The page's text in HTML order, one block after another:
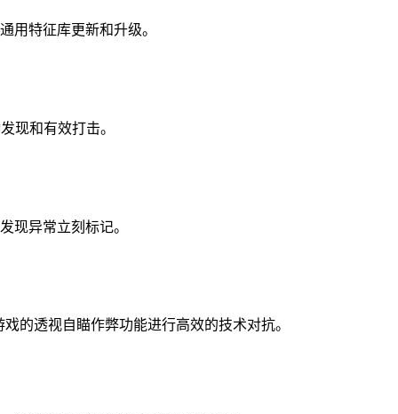
用特征库更新和升级。
现和有效打击。
现异常立刻标记。
的透视自瞄作弊功能进行高效的技术对抗。